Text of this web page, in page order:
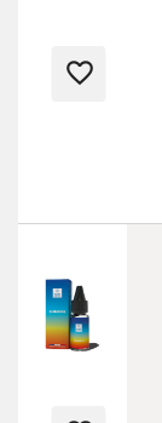
favorite_border